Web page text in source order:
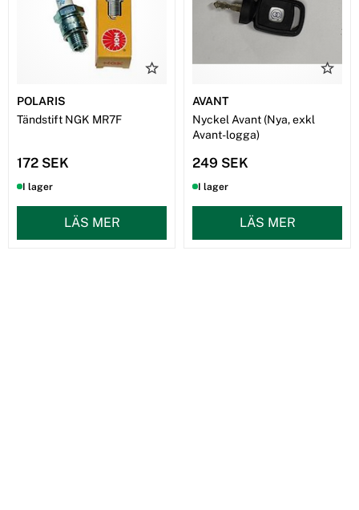
POLARIS
Tändstift NGK MR7F
172 SEK
I lager
LÄS MER
AVANT
Nyckel Avant (Nya, exkl
Avant-logga)
249 SEK
I lager
LÄS MER